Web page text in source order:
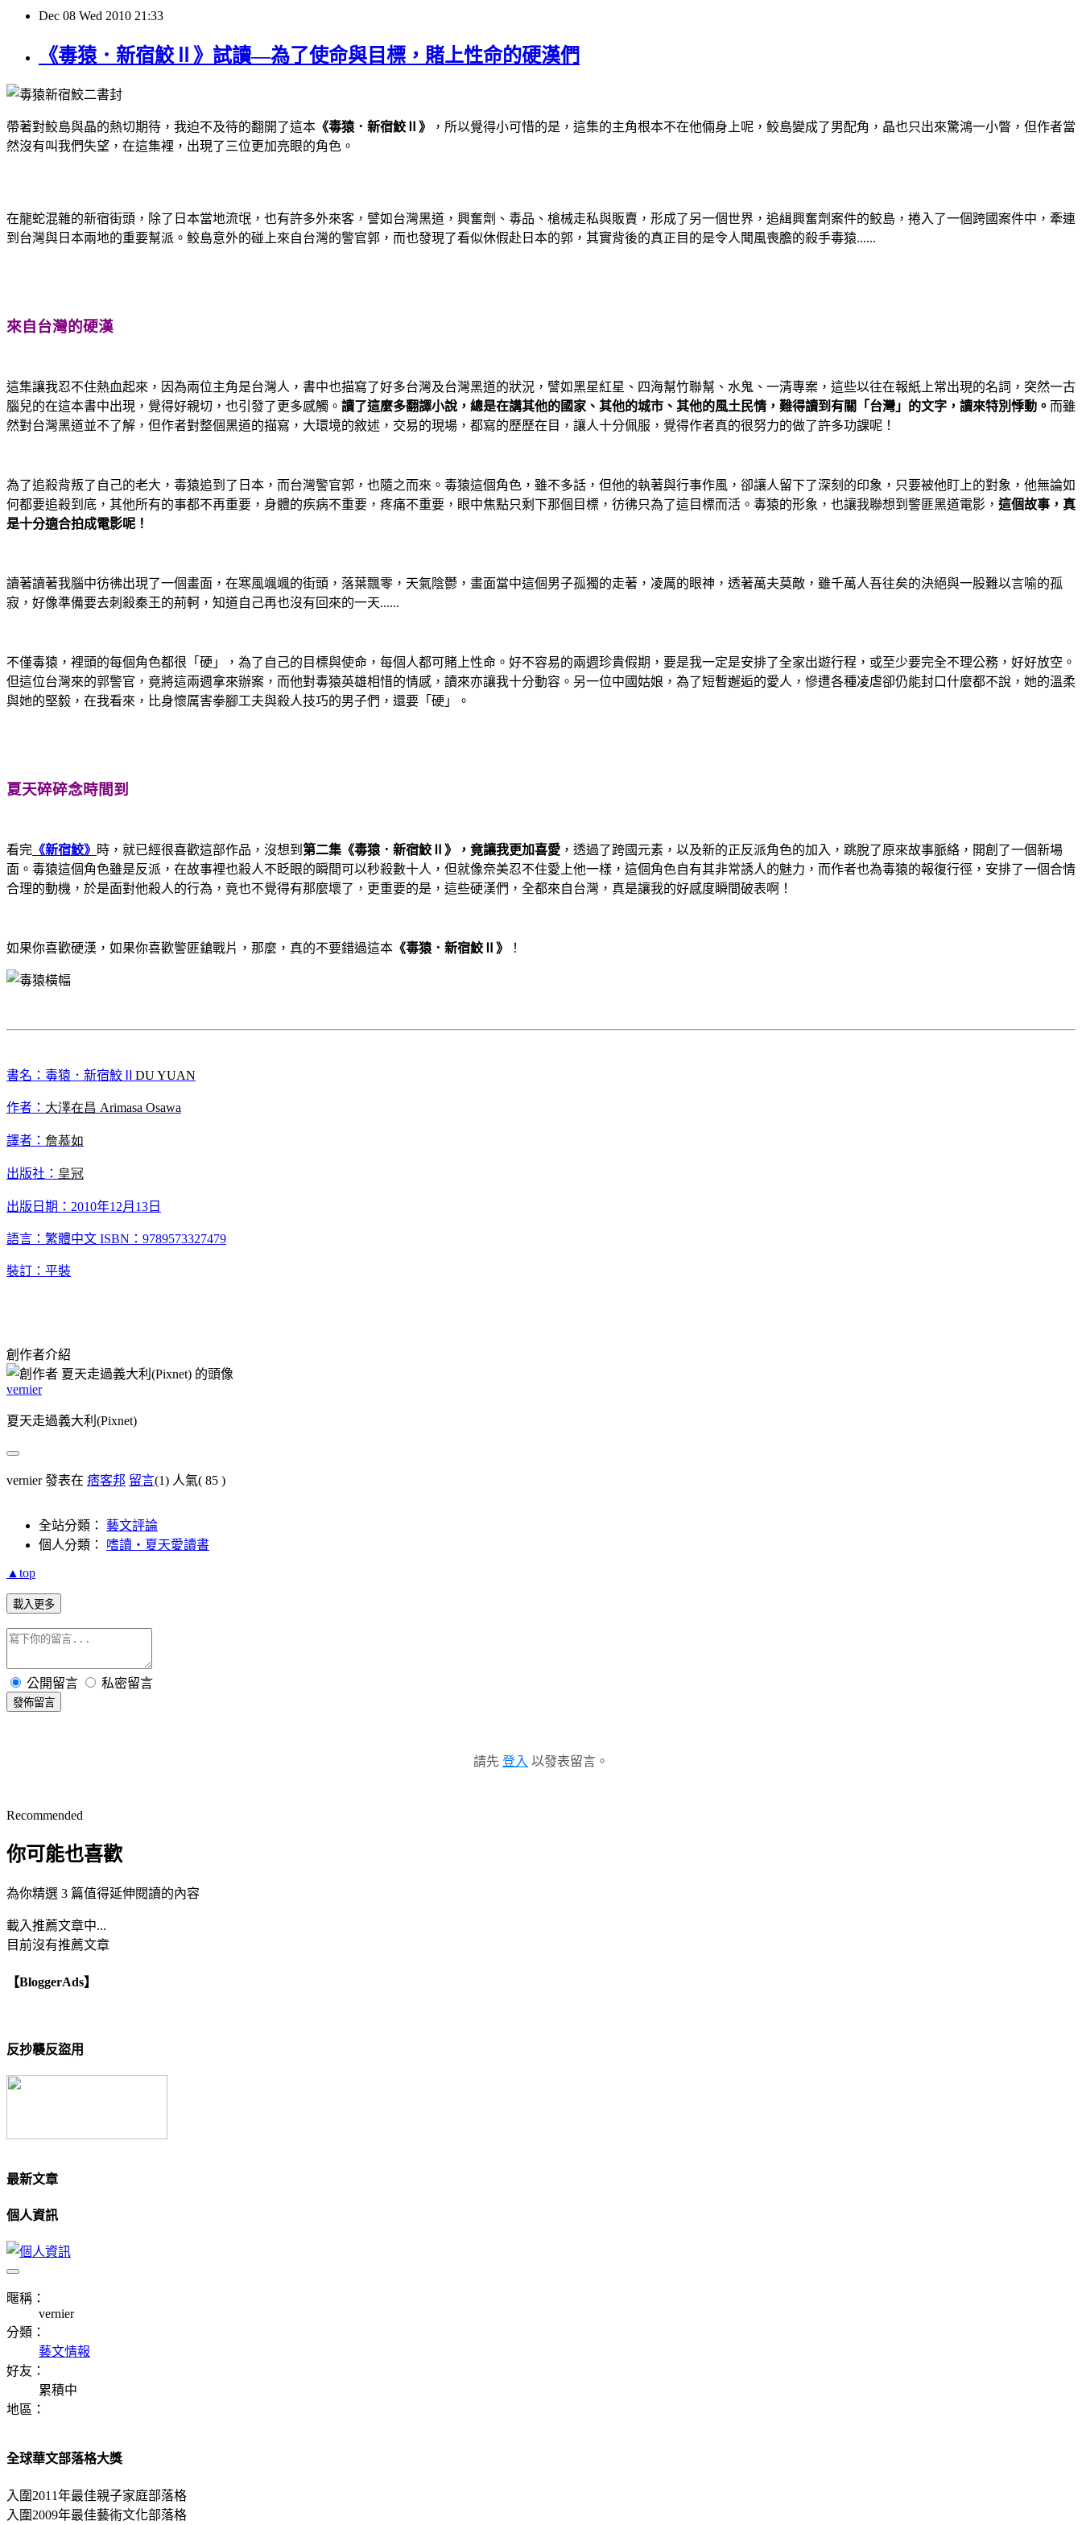
Dec 08 Wed 2010 21:33
《毒猿．新宿鮫Ⅱ》試讀—為了使命與目標，賭上性命的硬漢們
帶著對鲛島與晶的熱切期待，我迫不及待的翻開了這本 《毒猿．新宿鮫 》
，所以覺得小可惜的是，這集的主角根本不在他倆身上呢，鲛島變成了男配角，晶也只出來驚鴻一小瞥，但作者當
然沒有叫我們失望，在這集裡，出現了三位更加亮眼的角色。
在龍蛇混雜的新宿街頭，除了日本當地流氓，也有許多外來客，譬如台灣黑道，興奮劑、毒品、槍械走私與販賣，形成了另一個世界，追緝興奮劑案件的鲛島，捲入了一個跨國案件中，牽連
到台灣與日本兩地的重要幫派。鲛島意外的碰上來自台灣的警官郭，而也發現了看似休假赴日本的郭，其實背後的真正目的是令人聞風喪膽的殺手毒猿......
來自台灣的硬漢
這集讓我忍不住熱血起來，因為兩位主角是台灣人，書中也描寫了好多台灣及台灣黑道的狀況，譬如黑星紅星、四海幫竹聯幫、水鬼、一清專案，這些以往在報紙上常出現的名詞，突然一古
腦兒的在這本書中出現，覺得好親切，也引發了更多感觸。 讀了這麼多翻譯小說，總是在講其他的國家、其他的城市、其他的風土民情，難得讀到有關「台灣」的文字，讀來特別悸動。 而雖
然對台灣黑道並不了解，但作者對整個黑道的描寫，大環境的敘述，交易的現場，都寫的歷歷在目，讓人十分佩服，覺得作者真的很努力的做了許多功課呢！
為了追殺背叛了自己的老大，毒猿追到了日本，而台灣警官郭，也隨之而來。毒猿這個角色，雖不多話，但他的執著與行事作風，卻讓人留下了深刻的印象，只要被他盯上的對象，他無論如
何都要追殺到底，其他所有的事都不再重要，身體的疾病不重要，疼痛不重要，眼中焦點只剩下那個目標，彷彿只為了這目標而活。毒猿的形象，也讓我聯想到警匪黑道電影， 這個故事，真
是十分適合拍成電影呢！
讀著讀著我腦中彷彿出現了一個畫面，在寒風颯颯的街頭，落葉飄零，天氣陰鬱，畫面當中這個男子孤獨的走著，凌厲的眼神，透著萬夫莫敵，雖千萬人吾往矣的決絕與一股難以言喻的孤
寂，好像準備要去刺殺秦王的荊軻，知道自己再也沒有回來的一天......
不僅毒猿，裡頭的每個角色都很「硬」，為了自己的目標與使命，每個人都可賭上性命。好不容易的兩週珍貴假期，要是我一定是安排了全家出遊行程，或至少要完全不理公務，好好放空。
但這位台灣來的郭警官，竟將這兩週拿來辦案，而他對毒猿英雄相惜的情感，讀來亦讓我十分動容。另一位中國姑娘，為了短暫邂逅的愛人，慘遭各種凌虐卻仍能封口什麼都不說，她的溫柔
與她的堅毅，在我看來，比身懷厲害拳腳工夫與殺人技巧的男子們，還要「硬」。
夏天碎碎念時間到
看完 《新宿鮫》 時，就已經很喜歡這部作品，沒想到 第二集《毒猿．新宿鮫 》，竟讓我更加喜愛 ，透過了跨國元素，以及新的正反派角色的加入，跳脫了原來故事脈絡，開創了一個新場
面。毒猿這個角色雖是反派，在故事裡也殺人不眨眼的瞬間可以秒殺數十人，但就像奈美忍不住愛上他一樣，這個角色自有其非常誘人的魅力，而作者也為毒猿的報復行徑，安排了一個合情
合理的動機，於是面對他殺人的行為，竟也不覺得有那麼壞了，更重要的是，這些硬漢們，全都來自台灣，真是讓我的好感度瞬間破表啊！
如果你喜歡硬漢，如果你喜歡警匪鎗戰片，那麼，真的不要錯過這本 《毒猿．新宿鮫 》 ！
書名：毒猿．新宿鮫Ⅱ DU YUAN
作者： 大澤在昌 Arimasa Osawa
譯者： 詹慕如
出版社： 皇冠
出版日期：2010年12月13日
語言：繁體中文 ISBN：9789573327479
裝訂：平裝
創作者介紹
vernier
夏天走過義大利(Pixnet)
vernier 發表在 痞客邦 留言(1) 人氣( 85 )
全站分類： 藝文評論
個人分類： 嗜讀‧夏天愛讀書
▲top
載入更多
公開留言 私密留言
發佈留言
請先 登入 以發表留言。
Recommended
你可能也喜歡
為你精選 3 篇值得延伸閱讀的內容
載入推薦文章中...
目前沒有推薦文章
【BloggerAds】
反抄襲反盜用
最新文章
個人資訊
暱稱：
vernier
分類：
藝文情報
好友：
累積中
地區：
全球華文部落格大獎
入圍2011年最佳親子家庭部落格
入圍2009年最佳藝術文化部落格